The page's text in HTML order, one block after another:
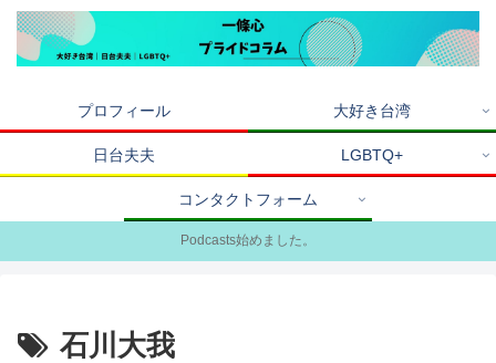
プロフィール 大好き台湾
日台夫夫 LGBTQ+
コンタクトフォーム
Podcasts始めました。
石川大我